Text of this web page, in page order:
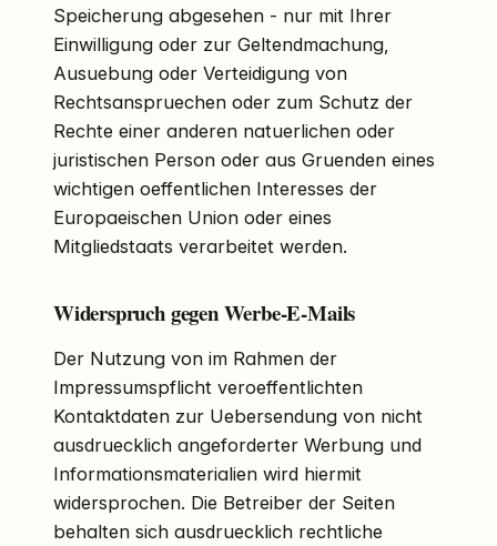
Speicherung abgesehen - nur mit Ihrer
Einwilligung oder zur Geltendmachung,
Ausuebung oder Verteidigung von
Rechtsanspruechen oder zum Schutz der
Rechte einer anderen natuerlichen oder
juristischen Person oder aus Gruenden eines
wichtigen oeffentlichen Interesses der
Europaeischen Union oder eines
Mitgliedstaats verarbeitet werden.
Widerspruch gegen Werbe-E-Mails
Der Nutzung von im Rahmen der
Impressumspflicht veroeffentlichten
Kontaktdaten zur Uebersendung von nicht
ausdruecklich angeforderter Werbung und
Informationsmaterialien wird hiermit
widersprochen. Die Betreiber der Seiten
behalten sich ausdruecklich rechtliche